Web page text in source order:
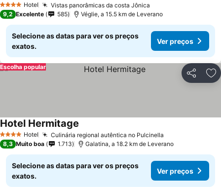
4 EstrelasHotel Vistas panorâmicas da costa Jônica
9,2 Excelente 585 Véglie, a 15.5 km de Leverano
Selecione as datas para ver os preços
exatos.
Ver preços
Partilhar
Escolha popular
4 EstrelasHotel Culinária regional autêntica no Pulcinella
Hotel Hermitage
8,3 Muito boa 1.713 Galatina, a 18.2 km de Leverano
Selecione as datas para ver os preços
exatos.
Ver preços